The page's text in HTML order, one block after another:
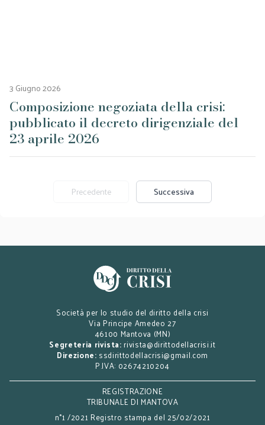
3 Giugno 2026
Composizione negoziata della crisi:
pubblicato il decreto dirigenziale del
23 aprile 2026
Precedente Successiva
Società per lo studio del diritto della crisi
Via Principe Amedeo 27
46100 Mantova (MN)
Segreteria rivista: rivista@dirittodellacrisi.it
Direzione: ssdirittodellacrisi@gmail.com
P.IVA: 02674210204
REGISTRAZIONE
TRIBUNALE DI MANTOVA
n°1 /2021 Registro stampa del 25/02/2021